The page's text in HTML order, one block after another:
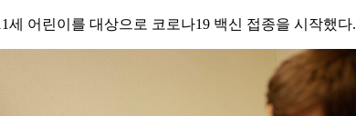
어린이를 대상으로 코로나19 백신 접종을 시작했다.